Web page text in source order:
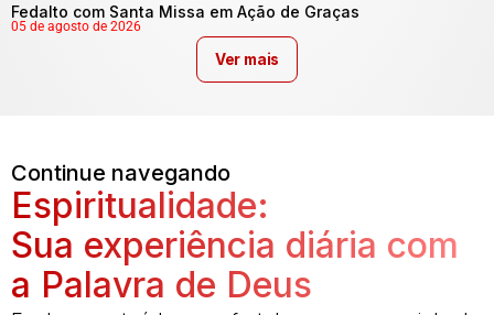
Fedalto com Santa Missa em Ação de Graças
05 de agosto de 2026
Ver mais
Continue navegando
Espiritualidade:
Sua experiência diária com
a Palavra de Deus